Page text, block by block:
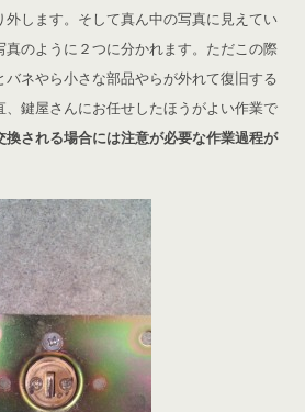
します。そして真ん中の写真に見えてい
真のように２つに分かれます。ただこの際
ネやら小さな部品やらが外れて復旧する
鍵屋さんにお任せしたほうがよい作業で
換される場合には注意が必要な作業過程が